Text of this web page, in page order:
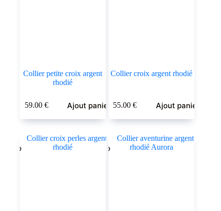
Collier petite croix argent
rhodié
59.00 € Ajout panier
Collier croix argent rhodié
55.00€ Ajout panier